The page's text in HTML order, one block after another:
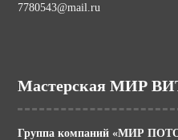
7780543@mail.ru
Мастерская МИР
Группа компаний «МИР